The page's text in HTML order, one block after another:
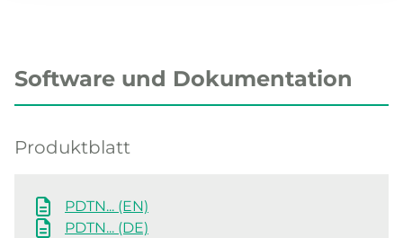
Software und Dokumentation
Produktblatt
PDTN... (EN)
PDTN... (DE)